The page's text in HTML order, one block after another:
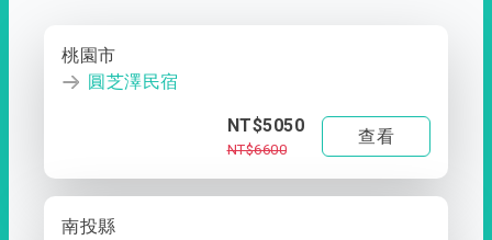
桃園市
圓芝澤民宿
NT$5050
NT$6600
查看
南投縣